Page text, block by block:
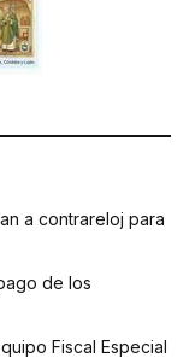
a contrareloj para
de los
Fiscal Especial